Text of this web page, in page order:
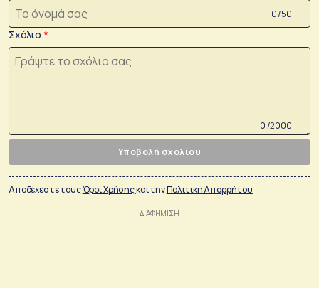
0 /50
Σχόλιο
0 /2000
Υποβολή σχολίου
Αποδέχεστε τουςΌροι Χρήσηςκαι τηνΠολιτικη Απορρήτου